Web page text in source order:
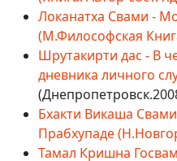
Локанатха Свами -
(М.Философская
Шрутакирти дас - В
дневника личного
Бхакти Викаша
Прабхупаде
Тамал Кришна